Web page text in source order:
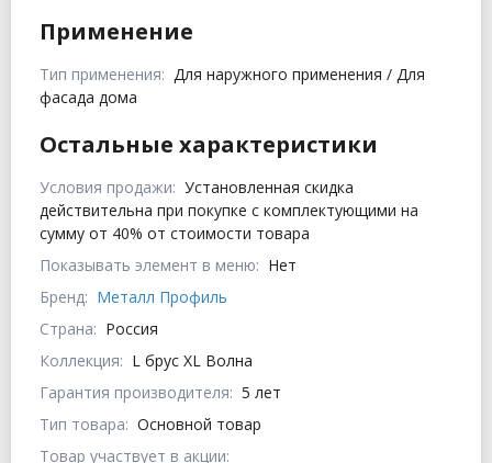
Применение
Тип применения: Для наружного применения / Для
фасада дома
Остальные характеристики
Условия продажи: Установленная скидка
действительна при покупке с комплектующими на
сумму от 40% от стоимости товара
Показывать элемент в меню: Нет
Бренд: Металл Профиль
Страна: Россия
Коллекция: L брус XL Волна
Гарантия производителя: 5 лет
Тип товара: Основной товар
Товар участвует в акции: